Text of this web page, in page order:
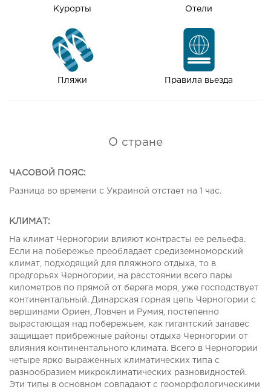
Курорты Отели
Пляжи Правила вьезда
О стране
ЧАСОВОЙ ПОЯС:
Разница во времени с Украиной отстает на 1 час.
КЛИМАТ:
На климат Черногории влияют контрасты ее рельефа.
Если на побережье преобладает средиземноморский
климат, подходящий для пляжного отдыха, то в
предгорьях Черногории, на расстоянии всего пары
километров по прямой от берега моря, уже господствует
континентальный. Динарская горная цепь Черногории с
вершинами Ориен, Ловчен и Румия, постепенно
вырастающая над побережьем, как гигантский занавес
защищает прибрежные районы отдыха Черногории от
влияния континентального климата. Всего в Черногории
четыре ярко выраженных климатических типа с
разнообразием микроклиматических разновидностей.
Эти типы в основном совпадают с геоморфологическими